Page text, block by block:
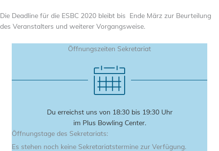
Die Deadline für die ESBC 2020 bleibt bis Ende März zur Beurteilung
des Veranstalters und weiterer Vorgangsweise.
Öffnungszeiten Sekretariat
Du erreichst uns von 18:30 bis 19:30 Uhr
im Plus Bowling Center.
Öffnungstage des Sekretariats:
Es stehen noch keine Sekretariatstermine zur Verfügung.